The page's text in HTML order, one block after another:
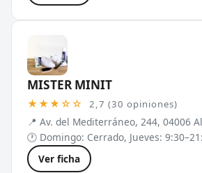
MISTER MINIT
★★★☆☆ 2,7 (30 opiniones)
📍 Av. del Mediterráneo, 244, 04006
🕐 Domingo: Cerrado, Jueves:
Ver ficha